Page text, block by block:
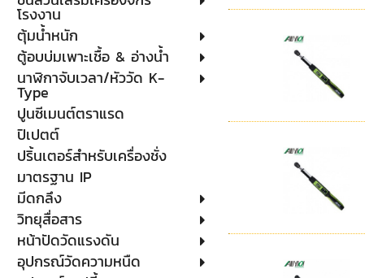
โรงงาน
ตุ้มน้ำหนัก
ตู้อบบ่มเพาะเชื้อ & อ่างน้ำ
นาฬิกาจับเวลา/หัววัด K-
Type
ปูนซีเมนต์ตราแรด
ปิเปตต์
ปริ้นเตอร์สำหรับเครื่องชั่ง
มาตรฐาน IP
มีดกลึง
วิทยุสื่อสาร
หน้าปัดวัดแรงดัน
อุปกรณ์วัดความหนืด